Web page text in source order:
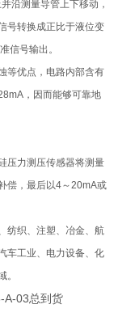
沿测量导管上下移动，
号转换成正比于液位变
信号输出。
等优点，电路内部含有
，因而能够可靠地
压力测压传感器将测量
偿，最后以4～20mA或
纺织、注塑、冶金、航
车工业、电力设备、化
。